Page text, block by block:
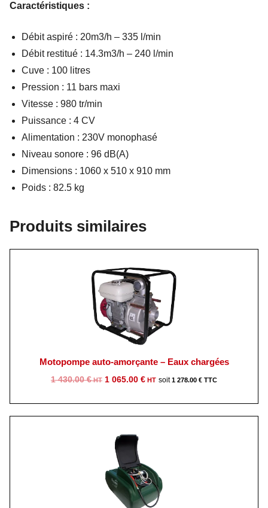
Caractéristiques :
Débit aspiré : 20m3/h – 335 l/min
Débit restitué : 14.3m3/h – 240 l/min
Cuve : 100 litres
Pression : 11 bars maxi
Vitesse : 980 tr/min
Puissance : 4 CV
Alimentation : 230V monophasé
Niveau sonore : 96 dB(A)
Dimensions : 1060 x 510 x 910 mm
Poids : 82.5 kg
Produits similaires
Motopompe auto-amorçante – Eaux chargées
1 430.00€
Le
430.00 €.
1 065.00 €
Le
1 278.00 €